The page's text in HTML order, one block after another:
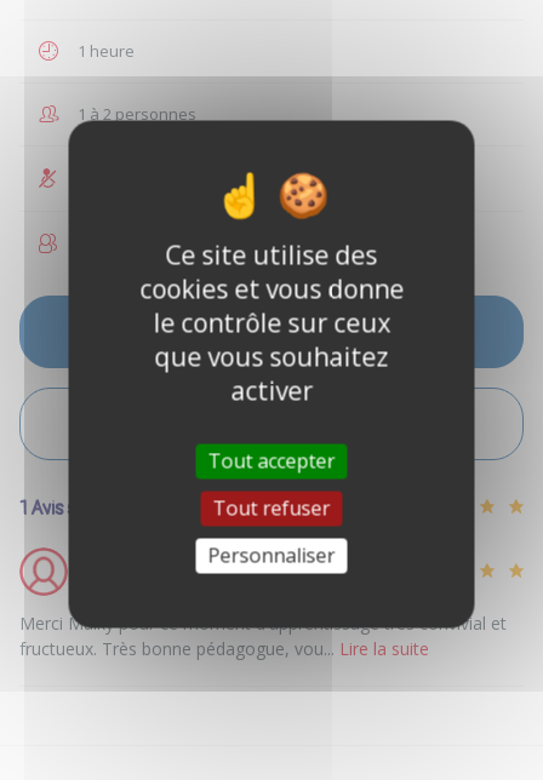
1 heure
1 à 2 personnes
Enfants non autorisés
VOIR LES DISPONIBILITÉS
1 Avis sur cette annonce
Merci Maiky pour ce moment d'apprentissage très convivial et
fructueux. Très bonne pédagogue, vou... Lire la suite
Ce site utilise des
cookies et vous donne
le contrôle sur ceux
que vous souhaitez
activer
Tout accepter
Tout refuser
Personnaliser